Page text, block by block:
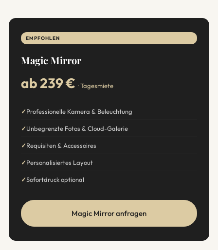
EMPFOHLEN
Magic Mirror
ab 239 € · Tagesmiete
Professionelle Kamera & Beleuchtung
Unbegrenzte Fotos & Cloud-Galerie
Requisiten & Accessoires
Personalisiertes Layout
Sofortdruck optional
Magic Mirror anfragen